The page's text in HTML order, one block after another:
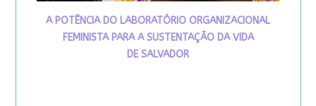
A POTÊNCIA DO LABORATÓRIO ORGANIZACIONAL
FEMINISTA PARA A SUSTENTAÇÃO DA VIDA
DE SALVADOR